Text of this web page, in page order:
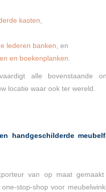
kasten
lederen banken , en
en boekenplanken
alle bovenstaande
locatie waar ook ter wereld.
handgeschilderde
van op maat
stop-shop voor